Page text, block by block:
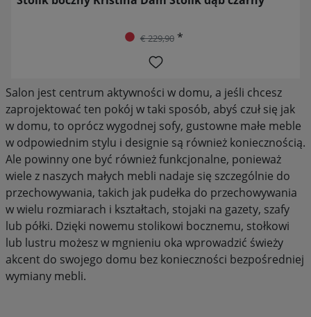
€ 229,90*
Salon jest centrum aktywności w domu, a jeśli chcesz
zaprojektować ten pokój w taki sposób, abyś czuł się jak
w domu, to oprócz wygodnej sofy, gustowne małe meble
w odpowiednim stylu i designie są również koniecznością.
Ale powinny one być również funkcjonalne, ponieważ
wiele z naszych małych mebli nadaje się szczególnie do
przechowywania, takich jak pudełka do przechowywania
w wielu rozmiarach i kształtach, stojaki na gazety, szafy
lub półki. Dzięki nowemu stolikowi bocznemu, stołkowi
lub lustru możesz w mgnieniu oka wprowadzić świeży
akcent do swojego domu bez konieczności bezpośredniej
wymiany mebli.